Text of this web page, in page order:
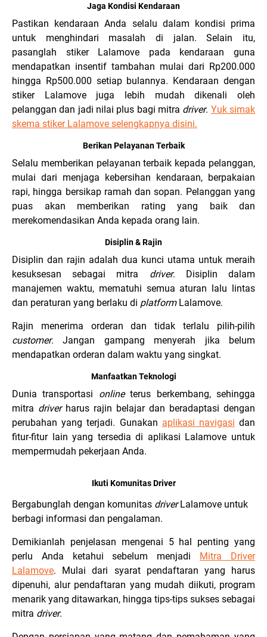
Jaga Kondisi Kendaraan
Pastikan kendaraan Anda selalu dalam kondisi prima
untuk menghindari masalah di jalan. Selain itu,
pasanglah stiker Lalamove pada kendaraan guna
mendapatkan insentif tambahan mulai dari Rp200.000
hingga Rp500.000 setiap bulannya. Kendaraan dengan
stiker Lalamove juga lebih mudah dikenali oleh
pelanggan dan jadi nilai plus bagi mitra driver. Yuk simak
skema stiker Lalamove selengkapnya disini.
Berikan Pelayanan Terbaik
Selalu memberikan pelayanan terbaik kepada pelanggan,
mulai dari menjaga kebersihan kendaraan, berpakaian
rapi, hingga bersikap ramah dan sopan. Pelanggan yang
puas akan memberikan rating yang baik dan
merekomendasikan Anda kepada orang lain.
Disiplin & Rajin
Disiplin dan rajin adalah dua kunci utama untuk meraih
kesuksesan sebagai mitra driver. Disiplin dalam
manajemen waktu, mematuhi semua aturan lalu lintas
dan peraturan yang berlaku di platformLalamove.
Rajin menerima orderan dan tidak terlalu pilih-pilih
customer. Jangan gampang menyerah jika belum
mendapatkan orderan dalam waktu yang singkat.
Manfaatkan Teknologi
Dunia transportasi onlineterus berkembang, sehingga
mitra driverharus rajin belajar dan beradaptasi dengan
perubahan yang terjadi. Gunakan aplikasi navigasi dan
fitur-fitur lain yang tersedia di aplikasi Lalamove untuk
mempermudah pekerjaan Anda.
Ikuti Komunitas Driver
Bergabunglah dengan komunitas driverLalamove untuk
berbagi informasi dan pengalaman.
Demikianlah penjelasan mengenai 5 hal penting yang
perlu Anda ketahui sebelum menjadi Mitra Driver
Lalamove. Mulai dari syarat pendaftaran yang harus
dipenuhi, alur pendaftaran yang mudah diikuti, program
menarik yang ditawarkan, hingga tips-tips sukses sebagai
mitra driver.